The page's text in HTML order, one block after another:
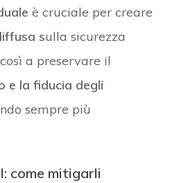
è cruciale per creare
sulla sicurezza
a preservare il
e la fiducia degli
sempre più
come mitigarli